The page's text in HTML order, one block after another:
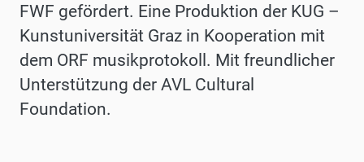
FWF gefördert. Eine Produktion der KUG –
Kunstuniversität Graz in Kooperation mit
dem ORF musikprotokoll. Mit freundlicher
Unterstützung der AVL Cultural
Foundation.